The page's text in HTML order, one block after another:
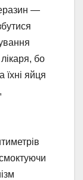
—
бо
їхні яйця